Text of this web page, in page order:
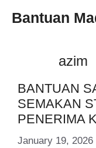
Bantuan
azim
BANTUAN
SEMAKAN
PENERIMA
January 19, 2026